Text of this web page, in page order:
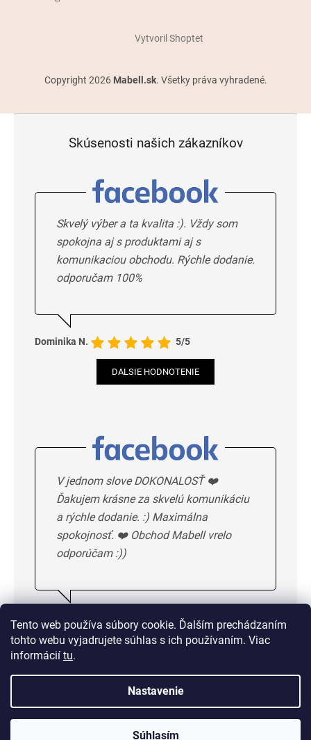
Tento web používa súbory cookie. Ďalším prechádzaním
tohto webu vyjadrujete súhlas s ich používaním. Viac
informácií tu.
Nastavenie
Súhlasím
Vytvoril Shoptet
Copyright 2026 Mabell.sk. Všetky práva vyhradené.
Skúsenosti našich zákazníkov
Skvelý výber a ta kvalita :). Vždy som
spokojna aj s produktami aj s
komunikaciou obchodu. Rýchle dodanie.
odporučam 100%
Dominika N. 5/5
DALSIE HODNOTENIE
V jednom slove DOKONALOSŤ ❤️
Ďakujem krásne za skvelú komunikáciu
a rýchle dodanie. :) Maximálna
spokojnosť. ❤️ Obchod Mabell vrelo
odporúčam :))
DALSIE HODNOTENIE